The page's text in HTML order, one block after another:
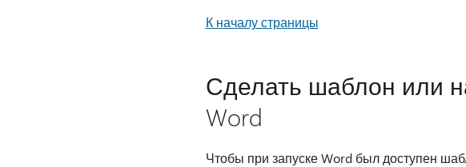
К началу страницы
Сделать шаблон или
Word
Чтобы при запуске Word был доступен